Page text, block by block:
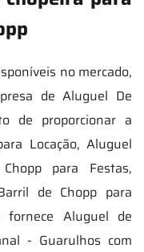
no mercado,
de Aluguel De
de proporcionar a
Locação, Aluguel
para Festas,
de Chopp para
fornece Aluguel de
- Guarulhos com